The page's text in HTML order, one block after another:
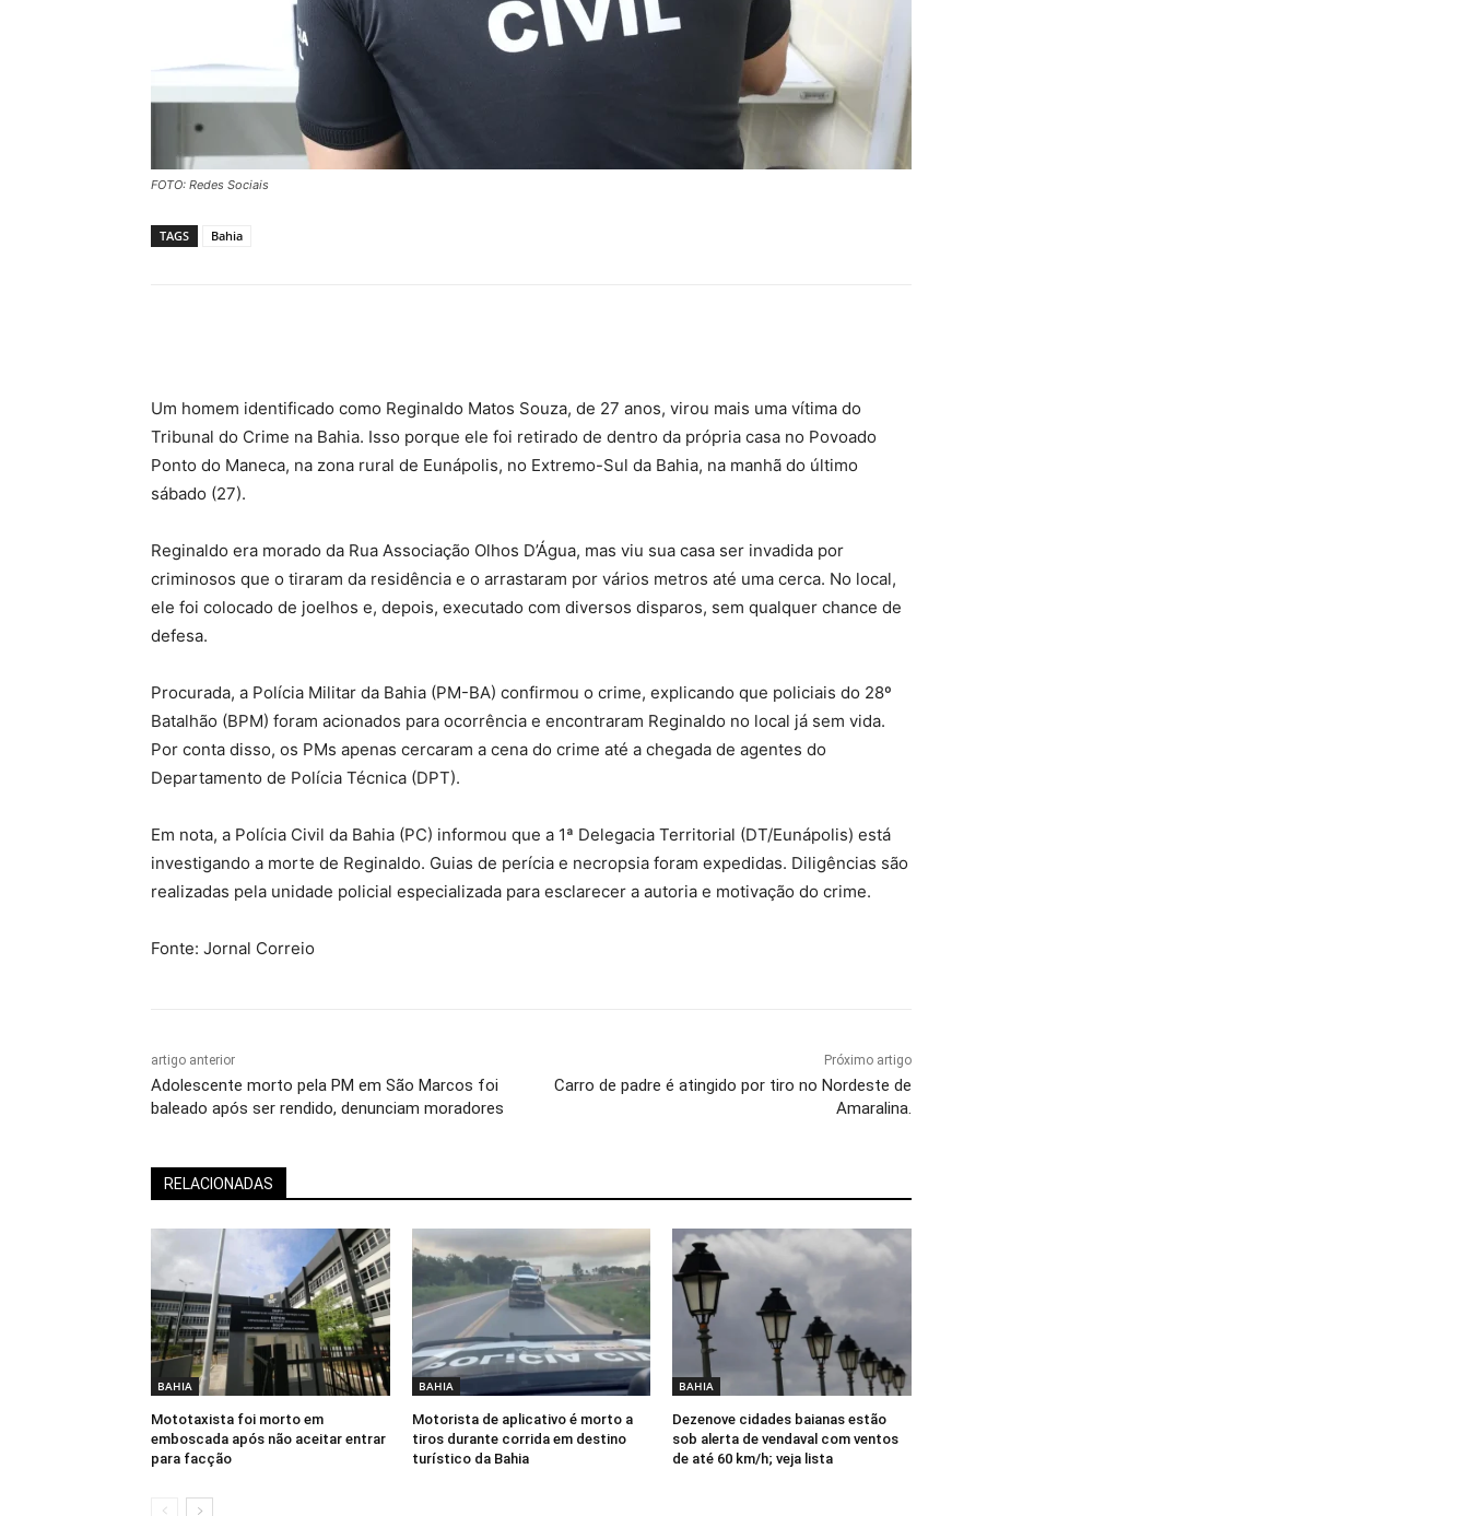
FOTO: Redes Sociais
TAGS Bahia
Um homem identificado como Reginaldo Matos Souza, de 27 anos, virou mais uma vítima do
Tribunal do Crime na Bahia. Isso porque ele foi retirado de dentro da própria casa no Povoado
Ponto do Maneca, na zona rural de Eunápolis, no Extremo-Sul da Bahia, na manhã do último
sábado (27).
Reginaldo era morado da Rua Associação Olhos D’Água, mas viu sua casa ser invadida por
criminosos que o tiraram da residência e o arrastaram por vários metros até uma cerca. No local,
ele foi colocado de joelhos e, depois, executado com diversos disparos, sem qualquer chance de
defesa.
Procurada, a Polícia Militar da Bahia (PM-BA) confirmou o crime, explicando que policiais do 28º
Batalhão (BPM) foram acionados para ocorrência e encontraram Reginaldo no local já sem vida.
Por conta disso, os PMs apenas cercaram a cena do crime até a chegada de agentes do
Departamento de Polícia Técnica (DPT).
Em nota, a Polícia Civil da Bahia (PC) informou que a 1ª Delegacia Territorial (DT/Eunápolis) está
investigando a morte de Reginaldo. Guias de perícia e necropsia foram expedidas. Diligências são
realizadas pela unidade policial especializada para esclarecer a autoria e motivação do crime.
Fonte: Jornal Correio
artigo anterior
Adolescente morto pela PM em São Marcos foi
baleado após ser rendido, denunciam moradores
Próximo artigo
Carro de padre é atingido por tiro no Nordeste de
Amaralina.
RELACIONADAS
BAHIA
Mototaxista foi morto em
emboscada após não aceitar entrar
para facção
BAHIA
Motorista de aplicativo é morto a
tiros durante corrida em destino
turístico da Bahia
BAHIA
Dezenove cidades baianas estão
sob alerta de vendaval com ventos
de até 60 km/h; veja lista